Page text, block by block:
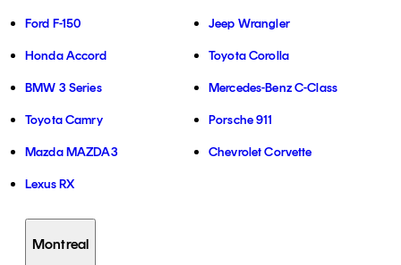
Ford F-150 Jeep Wrangler
Honda Accord Toyota Corolla
BMW 3 Series Mercedes-Benz C-Class
Toyota Camry Porsche 911
Mazda MAZDA3 Chevrolet Corvette
Lexus RX
Montreal